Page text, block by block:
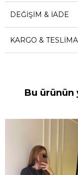
(Ürün ölçüleri 1-2 cm
dolayı değişkenlik
DEĞIŞIM & İADE
KARGO &
Bu ürünün